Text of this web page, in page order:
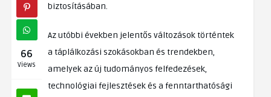
66
Views
biztosításában.
Az utóbbi években jelentős változások történtek
a táplálkozási szokásokban és trendekben,
amelyek az új tudományos felfedezések,
technológiai fejlesztések és a fenntarthatósági